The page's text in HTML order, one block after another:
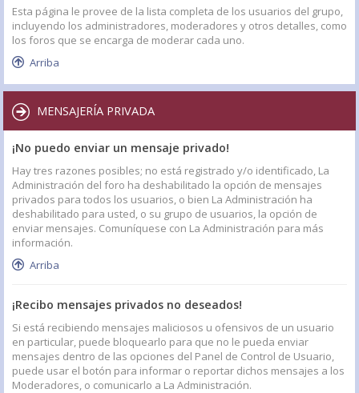
Esta página le provee de la lista completa de los usuarios del grupo,
incluyendo los administradores, moderadores y otros detalles, como
los foros que se encarga de moderar cada uno.
Arriba
MENSAJERÍA PRIVADA
¡No puedo enviar un mensaje privado!
Hay tres razones posibles; no está registrado y/o identificado, La
Administración del foro ha deshabilitado la opción de mensajes
privados para todos los usuarios, o bien La Administración ha
deshabilitado para usted, o su grupo de usuarios, la opción de
enviar mensajes. Comuníquese con La Administración para más
información.
Arriba
¡Recibo mensajes privados no deseados!
Si está recibiendo mensajes maliciosos u ofensivos de un usuario
en particular, puede bloquearlo para que no le pueda enviar
mensajes dentro de las opciones del Panel de Control de Usuario,
puede usar el botón para informar o reportar dichos mensajes a los
Moderadores, o comunicarlo a La Administración.